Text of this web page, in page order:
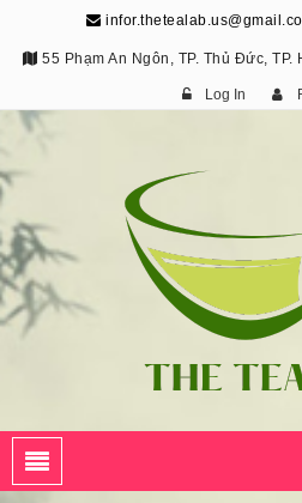
55 Phạm An Ngôn, TP. Thủ Đức, TP.
Log In